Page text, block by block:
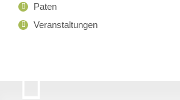
Paten
Veranstaltungen